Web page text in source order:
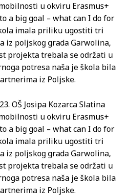
u okviru Erasmus+
a big goal – what can I do for
imala priliku ugostiti tri
iz poljskog grada Garwolina,
projekta trebala se održati u
potresa naša je škola bila
iz Poljske.
OŠ Josipa Kozarca Slatina
u okviru Erasmus+
a big goal – what can I do for
imala priliku ugostiti tri
iz poljskog grada Garwolina,
projekta trebala se održati u
potresa naša je škola bila
iz Poljske.